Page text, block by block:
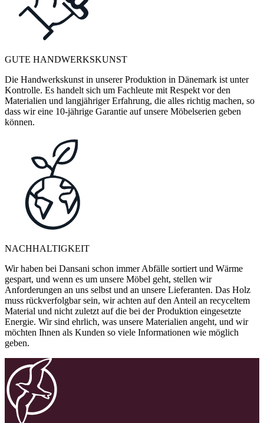
GUTE HANDWERKSKUNST
Die Handwerkskunst in unserer Produktion in Dänemark ist unter
Kontrolle. Es handelt sich um Fachleute mit Respekt vor den
Materialien und langjähriger Erfahrung, die alles richtig machen, so
dass wir eine 10-jährige Garantie auf unsere Möbelserien geben
können.
NACHHALTIGKEIT
Wir haben bei Dansani schon immer Abfälle sortiert und Wärme
gespart, und wenn es um unsere Möbel geht, stellen wir
Anforderungen an uns selbst und an unsere Lieferanten. Das Holz
muss rückverfolgbar sein, wir achten auf den Anteil an recyceltem
Material und nicht zuletzt auf die bei der Produktion eingesetzte
Energie. Wir sind ehrlich, was unsere Materialien angeht, und wir
möchten Ihnen als Kunden so viele Informationen wie möglich
geben.